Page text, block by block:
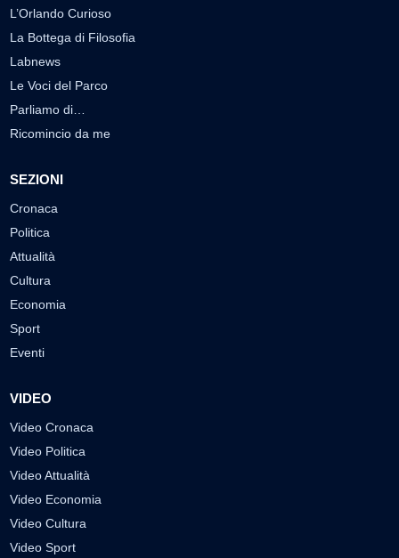
L’Orlando Curioso
La Bottega di Filosofia
Labnews
Le Voci del Parco
Parliamo di…
Ricomincio da me
SEZIONI
Cronaca
Politica
Attualità
Cultura
Economia
Sport
Eventi
VIDEO
Video Cronaca
Video Politica
Video Attualità
Video Economia
Video Cultura
Video Sport